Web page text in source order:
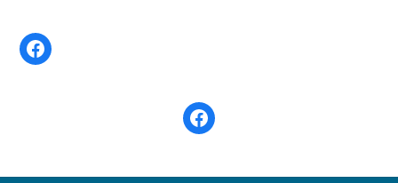
Facebook
Facebook